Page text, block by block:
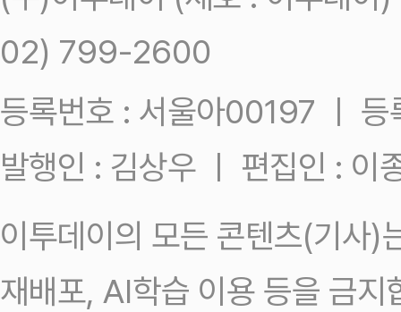
02) 799-2600
등록번호 : 서울아00197 ㅣ
발행인 : 김상우 ㅣ 편집인 : 이
이투데이의 모든 콘텐츠(기사)
재배포, AI학습 이용 등을 금지